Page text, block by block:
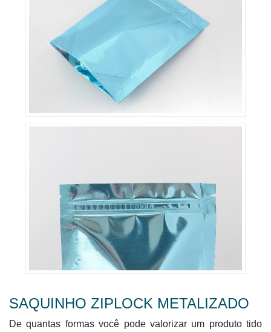
SAQUINHO ZIPLOCK METALIZADO
De quantas formas você pode valorizar um produto tido